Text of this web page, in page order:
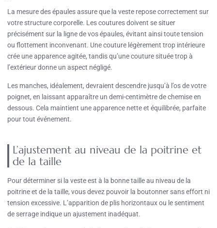
La mesure des épaules assure que la veste repose correctement sur
votre structure corporelle. Les coutures doivent se situer
précisément sur la ligne de vos épaules, évitant ainsi toute tension
ou flottement inconvenant. Une couture légèrement trop intérieure
crée une apparence agitée, tandis qu’une couture située trop à
l’extérieur donne un aspect négligé.
Les manches, idéalement, devraient descendre jusqu’à l’os de votre
poignet, en laissant apparaître un demi-centimètre de chemise en
dessous. Cela maintient une apparence nette et équilibrée, parfaite
pour tout événement.
L’ajustement au niveau de la poitrine et
de la taille
Pour déterminer si la veste est à la bonne taille au niveau de la
poitrine et de la taille, vous devez pouvoir la boutonner sans effort ni
tension excessive. L’apparition de plis horizontaux ou le sentiment
de serrage indique un ajustement inadéquat.